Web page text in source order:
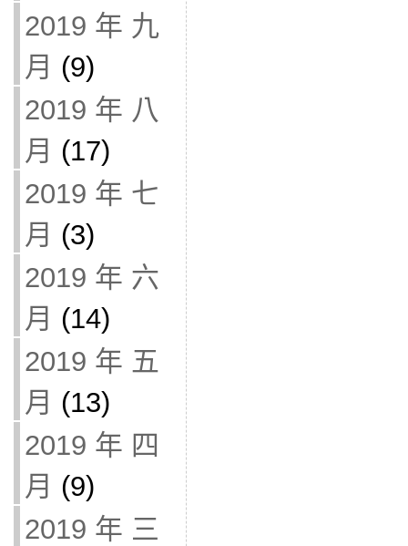
2019 年 九
月 (9)
2019 年 八
月 (17)
2019 年 七
月 (3)
2019 年 六
月 (14)
2019 年 五
月 (13)
2019 年 四
月 (9)
2019 年 三